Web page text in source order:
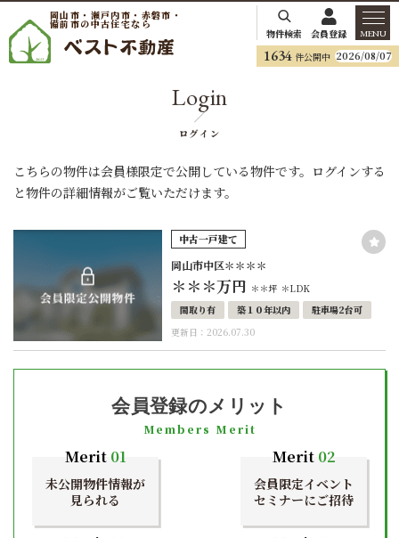
岡山市・瀬戸内市・赤磐市・
備前市の中古住宅なら
物件検索 会員登録 MENU
1634 件公開中 2026/08/07
Login
ログイン
こちらの物件は会員様限定で公開している物件です。ログインする
と物件の詳細情報がご覧いただけます。
中古一戸建て
岡山市中区＊＊＊＊
＊＊＊万円 ＊＊坪 ＊LDK
間取り有
築１０年以内
駐車場2台可
更新日：2026.07.30
会員登録のメリット
Members Merit
Merit01
未公開物件情報が
見られる
Merit02
会員限定イベント
セミナーにご招待